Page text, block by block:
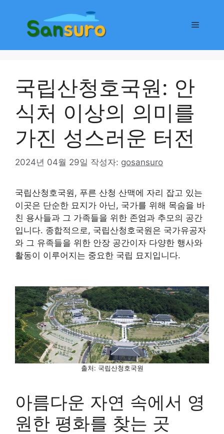
메
국립산청호국원: 안
식처 이상의 의미를
가진 성스러운 터전
2024년 04월 29일 작성자: gosansuro
국립산청호국원, 푸른 산청 산맥에 자리 잡고 있는
이곳은 단순한 묘지가 아닌, 국가를 위해 목숨을 바
친 용사들과 그 가족들을 위한 존엄과 추모의 공간
입니다. 종합적으로, 국립산청호국원은 국가유공자
와 그 유족들을 위한 안장 공간이자 다양한 행사와
활동이 이루어지는 중요한 국립 묘지입니다.
출처: 국립산청호국원
아름다운 자연 속에서 영
원한 평화를 찾는 곳